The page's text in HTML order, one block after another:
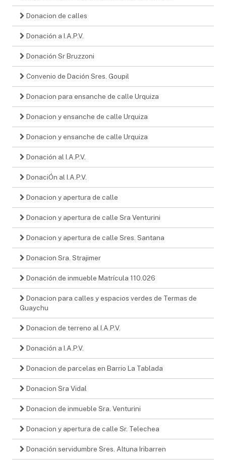
Donacion de calles
Donación a I.A.P.V.
Donación Sr Bruzzoni
Convenio de Dación Sres. Goupil
Donacion para ensanche de calle Urquiza
Donacion y ensanche de calle Urquiza
Donacion y ensanche de calle Urquiza
Donación al I.A.P.V.
DonaciÓn al I.A.P.V.
Donacion y apertura de calle
Donacion y apertura de calle Sra Venturini
Donacion y apertura de calle Sres. Santana
Donacion Sra. Strajimer
Donación de inmueble Matrícula 110.026
Donacion para calles y espacios verdes de Termas de
Guaychu
Donacion de terreno al I.A.P.V.
Donación a I.A.P.V.
Donacion de parcelas en Barrio La Tablada
Donacion Sra Vidal
Donacion de inmueble Sra. Venturini
Donacion y apertura de calle Sr. Telechea
Donación servidumbre Sres. Altuna Iribarren